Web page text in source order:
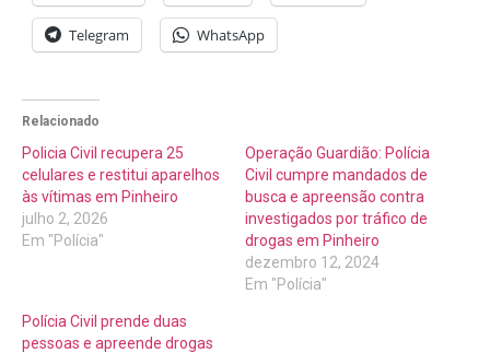
Telegram WhatsApp
Relacionado
Policia Civil recupera 25
celulares e restitui aparelhos
às vítimas em Pinheiro
julho 2, 2026
Em "Polícia"
Operação Guardião: Polícia
Civil cumpre mandados de
busca e apreensão contra
investigados por tráfico de
drogas em Pinheiro
dezembro 12, 2024
Em "Polícia"
Polícia Civil prende duas
pessoas e apreende drogas